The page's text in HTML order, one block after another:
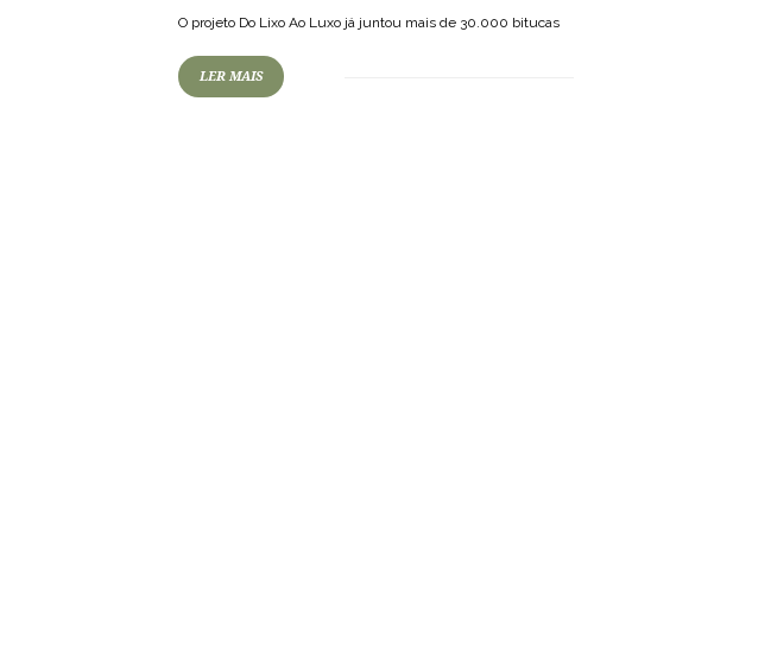
O projeto Do Lixo Ao Luxo já juntou mais de 30.000 bitucas
LER MAIS